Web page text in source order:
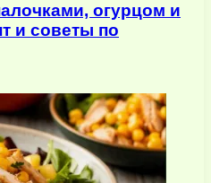
огурцом и
и советы по